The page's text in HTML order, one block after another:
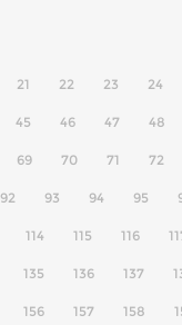
21 22 23 24
45 46 47 48
69 70 71 72
92 93 94 95
114 115 116
135 136 137
156 157 158